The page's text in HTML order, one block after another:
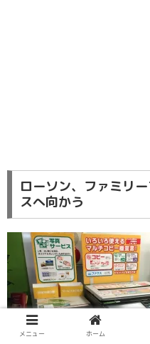
ローソン、ファミリ
スへ向かう
メニュー ホーム